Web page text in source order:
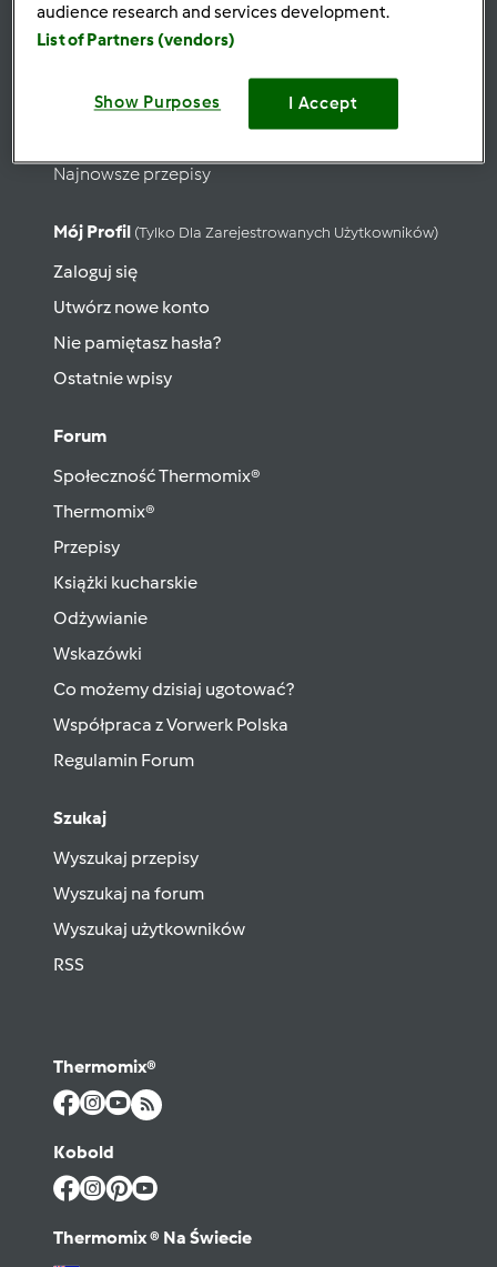
Wyszukaj przepisy
Najnowsze przepisy
Mój Profil (tylko Dla Zarejestrowanych Użytkowników)
Zaloguj się
Utwórz nowe konto
Nie pamiętasz hasła?
Ostatnie wpisy
Forum
Społeczność Thermomix®
Thermomix®
Przepisy
Książki kucharskie
Odżywianie
Wskazówki
Co możemy dzisiaj ugotować?
Współpraca z Vorwerk Polska
Regulamin Forum
Szukaj
Wyszukaj przepisy
Wyszukaj na forum
Wyszukaj użytkowników
RSS
Thermomix®
Kobold
Thermomix ® Na Świecie
audience research and services development.
List of Partners (vendors)
Show Purposes I Accept